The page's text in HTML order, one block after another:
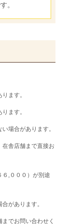
。
ます。
ます。
場合があります。
舎店舗まで直接お
,０００）が別途
があります。
でお問い合わせく